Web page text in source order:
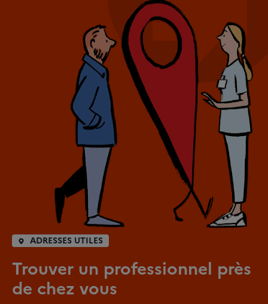
ADRESSES UTILES
Trouver un professionnel près
de chez vous